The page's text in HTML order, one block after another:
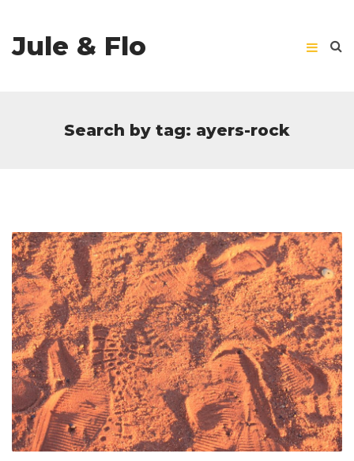
Jule & Flo
Search by tag: ayers-rock